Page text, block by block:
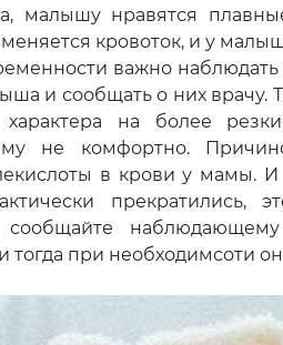
малышу нравятся
кровоток, и у
важно
и сообщать о них врачу.
на более
не комфортно.
в крови у мамы.
прекратились,
сообщайте
тогда при необходимсоти